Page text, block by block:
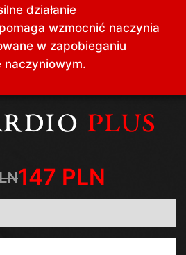
działanie
wzmocnić naczynia
w zapobieganiu
naczyniowym.
147 PLN